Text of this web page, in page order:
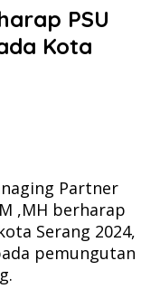
PSU
Kota
Partner
,MH berharap
Serang 2024,
pemungutan